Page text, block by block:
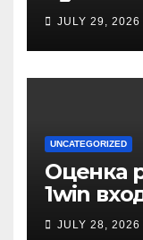
ind?
JULY 29, 2026
UNCATEGORIZED
Оценка
1win
JULY 28, 2026